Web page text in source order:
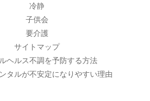
冷静
子供会
要介護
サイトマップ
ヘルス不調を予防する方法
タルが不安定になりやすい理由